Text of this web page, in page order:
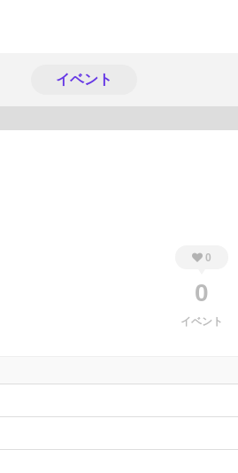
イベント
0
0
イベント